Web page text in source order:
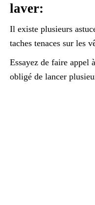
laver:
Il existe plusieurs
taches tenaces sur les
Essayez de faire appel
obligé de lancer